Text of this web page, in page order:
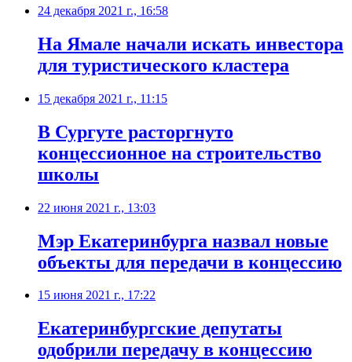
24 декабря 2021 г., 16:58
На Ямале начали искать инвестора
для туристического кластера
15 декабря 2021 г., 11:15
В Сургуте расторгнуто
концессионное на строительство
школы
22 июня 2021 г., 13:03
Мэр Екатеринбурга назвал новые
объекты для передачи в концессию
15 июня 2021 г., 17:22
Екатеринбургские депутаты
одобрили передачу в концессию